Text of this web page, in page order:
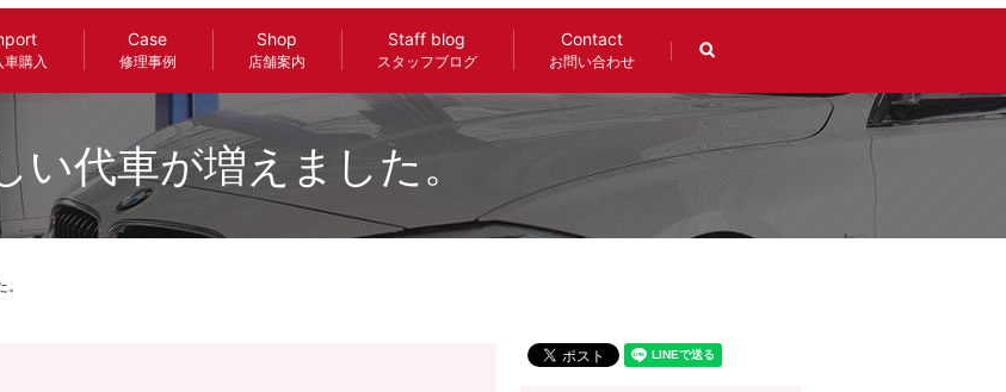
車購入
Case
修理事例
Shop
店舗案内
Staff blog
スタッフブログ
Contact
お問い合わせ search
い代車が増えました。